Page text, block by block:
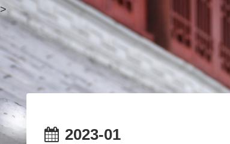
>
2023-01